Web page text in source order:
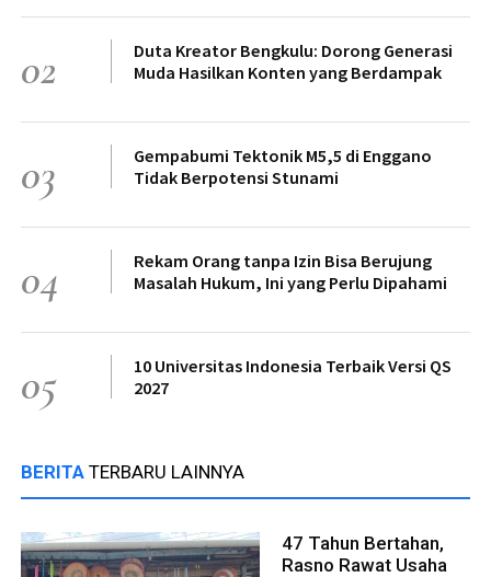
02
Duta Kreator Bengkulu: Dorong Generasi
Muda Hasilkan Konten yang Berdampak
03
Gempabumi Tektonik M5,5 di Enggano
Tidak Berpotensi Stunami
04
Rekam Orang tanpa Izin Bisa Berujung
Masalah Hukum, Ini yang Perlu Dipahami
05
10 Universitas Indonesia Terbaik Versi QS
2027
BERITA TERBARU LAINNYA
47 Tahun Bertahan,
Rasno Rawat Usaha